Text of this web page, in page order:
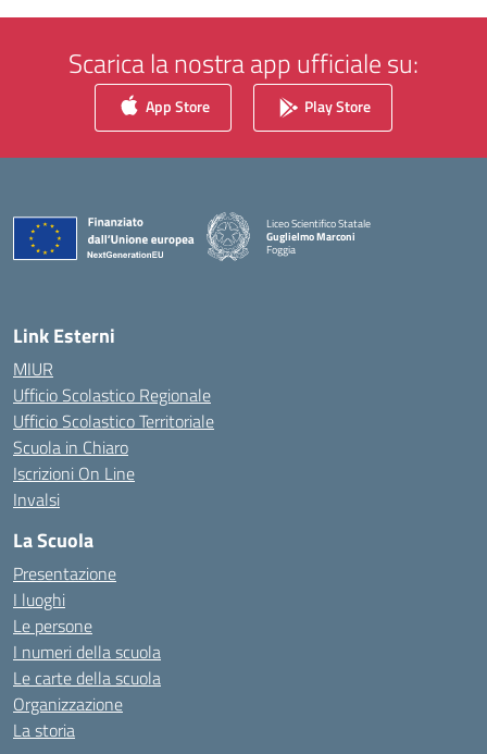
Scarica la nostra app ufficiale su:
App Store Play Store
Liceo Scientifico Statale
Guglielmo Marconi
Foggia
— Visita la pagina iniziale della scuola
Link Esterni
MIUR
Ufficio Scolastico Regionale
Ufficio Scolastico Territoriale
Scuola in Chiaro
Iscrizioni On Line
Invalsi
La Scuola
Presentazione
I luoghi
Le persone
I numeri della scuola
Le carte della scuola
Organizzazione
La storia